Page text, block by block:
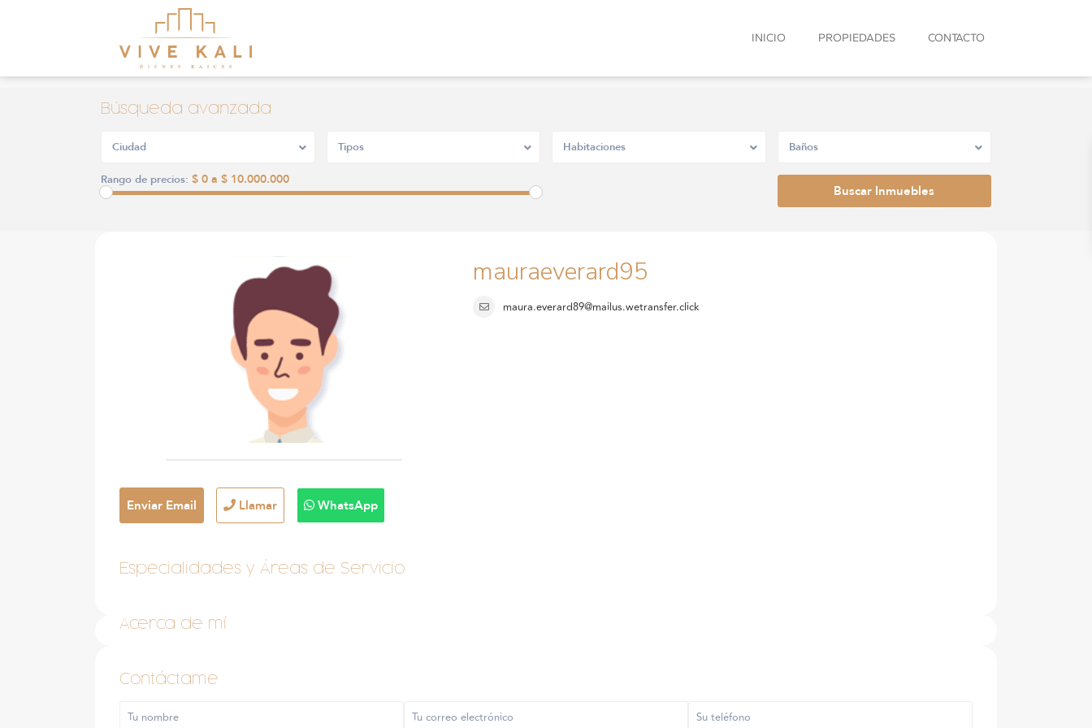
INICIO PROPIEDADES CONTACTO
Búsqueda avanzada
Ciudad Tipos Habitaciones Baños
Rango de precios: $ 0 a $ 10.000.000
mauraeverard95
maura.everard89@mailus.wetransfer.click
Enviar Email Llamar WhatsApp
Especialidades y Áreas de Servicio
Acerca de mí
Contáctame